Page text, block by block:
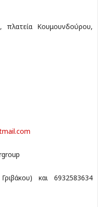
πλατεία Κουμουνδούρου,
και 6932583634